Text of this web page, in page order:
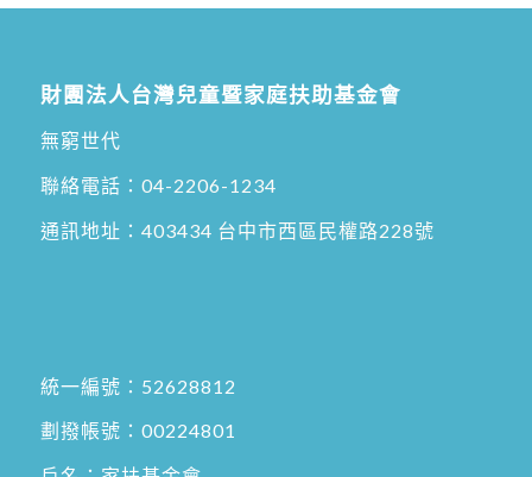
財團法人台灣兒童暨家庭扶助基金會
無窮世代
聯絡電話： 04-2206-1234
通訊地址： 403434 台中市西區民權路228號
統一編號：52628812
劃撥帳號：00224801